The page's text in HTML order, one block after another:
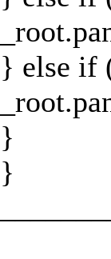
} else if
}
}